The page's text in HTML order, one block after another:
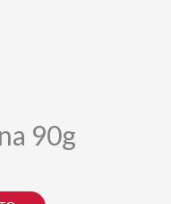
90g